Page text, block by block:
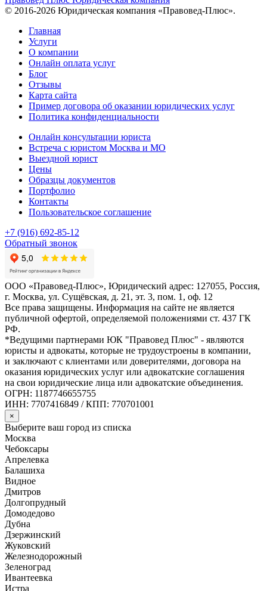
© 2016-2026 Юридическая компания «Правовед-Плюс».
Главная
Услуги
О компании
Онлайн оплата услуг
Блог
Отзывы
Карта сайта
Пример договора об оказании юридических услуг
Политика конфиденциальности
Онлайн консультации юриста
Встреча с юристом Москва и МО
Выездной юрист
Цены
Образцы документов
Портфолио
Контакты
Пользовательское соглашение
+7 (916) 692-85-12
Обратный звонок
ООО «Правовед-Плюс», Юридический адрес: 127055, Россия,
г. Москва, ул. Сущёвская, д. 21, эт. 3, пом. 1, оф. 12
Все права защищены. Информация на сайте не является
публичной офертой, определяемой положениями ст. 437 ГК
РФ.
*Ведущими партнерами ЮК "Правовед Плюс" - являются
юристы и адвокаты, которые не трудоустроены в компании,
и заключают с клиентами или доверителями, договора на
оказания юридических услуг или адвокатские соглашения
на свои юридические лица или адвокатские объединения.
ОГРН: 1187746655755
ИНН: 7707416849 / КПП: 770701001
×
Выберите ваш город из списка
Москва
Чебоксары
Апрелевка
Балашиха
Видное
Дмитров
Долгопрудный
Домодедово
Дубна
Дзержинский
Жуковский
Железнодорожный
Зеленоград
Ивантеевка
Истра